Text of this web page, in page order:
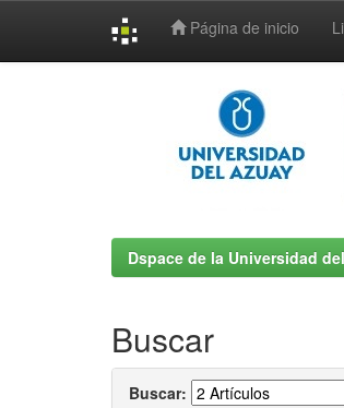
Página de inicio
Dspace de la Universidad
Buscar
Buscar: